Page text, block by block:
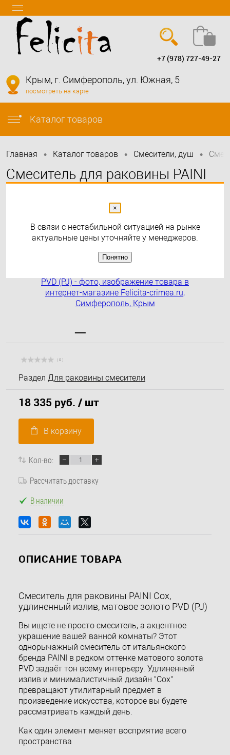
info@felicita-crimea.ru
+7 (978) 727-49-27
Крым, г. Симферополь, ул. Южная, 5
посмотреть на карте
Каталог товаров
Главная • Каталог товаров • Смесители, душ •
Смеситель для раковины PAINI
Рекомендуем
( 0 )
Раздел Для раковины смесители
18 335 руб. / шт
В корзину
Кол-во:
Рассчитать доставку
В наличии
ОПИСАНИЕ ТОВАРА
Смеситель для раковины PAINI Cox,
удлиненный излив, матовое золото PVD (PJ)
Вы ищете не просто смеситель, а акцентное
украшение вашей ванной комнаты? Этот
однорычажный смеситель от итальянского
бренда PAINI в редком оттенке матового золота
PVD задаёт тон всему интерьеру. Удлиненный
излив и минималистичный дизайн "Cox"
превращают утилитарный предмет в
произведение искусства, которое вы будете
рассматривать каждый день.
Как один элемент меняет восприятие всего
пространства
×
В связи с нестабильной ситуацией на рынке
актуальные цены уточняйте у менеджеров.
Понятно